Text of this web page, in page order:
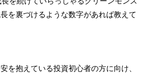
を裏づけるような数字があれば教えて
を抱えている投資初心者の方に向け、